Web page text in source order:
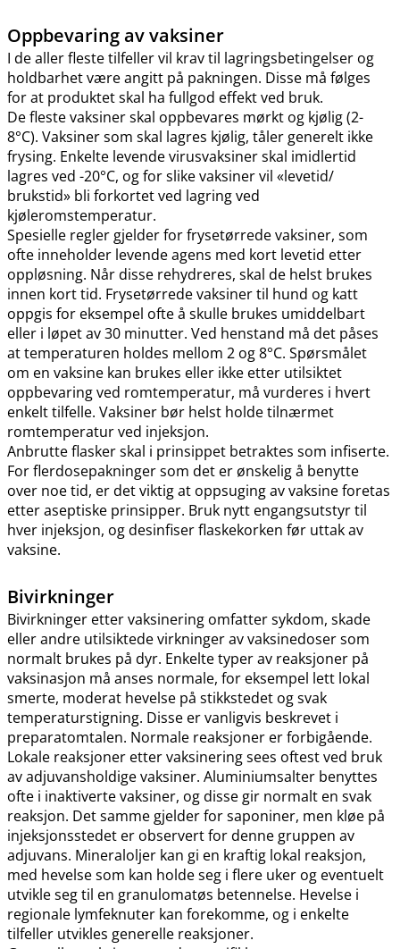
Oppbevaring av vaksiner
I de aller fleste tilfeller vil krav til lagringsbetingelser og
holdbarhet være angitt på pakningen. Disse må følges
for at produktet skal ha fullgod effekt ved bruk.
De fleste vaksiner skal oppbevares mørkt og kjølig (2-
8°C). Vaksiner som skal lagres kjølig, tåler generelt ikke
frysing. Enkelte levende virusvaksiner skal imidlertid
lagres ved -20°C, og for slike vaksiner vil «levetid​/​
brukstid» bli forkortet ved lagring ved
kjøleromstemperatur.
Spesielle regler gjelder for frysetørrede vaksiner, som
ofte inneholder levende agens med kort levetid etter
oppløsning. Når disse rehydreres, skal de helst brukes
innen kort tid. Frysetørrede vaksiner til hund og katt
oppgis for eksempel ofte å skulle brukes umiddelbart
eller i løpet av 30 minutter. Ved henstand må det påses
at temperaturen holdes mellom 2 og 8°C. Spørsmålet
om en vaksine kan brukes eller ikke etter utilsiktet
oppbevaring ved romtemperatur, må vurderes i hvert
enkelt tilfelle. Vaksiner bør helst holde tilnærmet
romtemperatur ved injeksjon.
Anbrutte flasker skal i prinsippet betraktes som infiserte.
For flerdosepakninger som det er ønskelig å benytte
over noe tid, er det viktig at oppsuging av vaksine foretas
etter aseptiske prinsipper. Bruk nytt engangsutstyr til
hver injeksjon, og desinfiser flaskekorken før uttak av
vaksine.
Bivirkninger
Bivirkninger etter vaksinering omfatter sykdom, skade
eller andre utilsiktede virkninger av vaksinedoser som
normalt brukes på dyr. Enkelte typer av reaksjoner på
vaksinasjon må anses normale, for eksempel lett lokal
smerte, moderat hevelse på stikkstedet og svak
temperaturstigning. Disse er vanligvis beskrevet i
preparatomtalen. Normale reaksjoner er forbigående.
Lokale reaksjoner etter vaksinering sees oftest ved bruk
av adjuvansholdige vaksiner. Aluminiumsalter benyttes
ofte i inaktiverte vaksiner, og disse gir normalt en svak
reaksjon. Det samme gjelder for saponiner, men kløe på
injeksjonsstedet er observert for denne gruppen av
adjuvans. Mineraloljer kan gi en kraftig lokal reaksjon,
med hevelse som kan holde seg i flere uker og eventuelt
utvikle seg til en granulomatøs betennelse. Hevelse i
regionale lymfeknuter kan forekomme, og i enkelte
tilfeller utvikles generelle reaksjoner.